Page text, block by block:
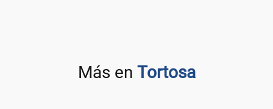
Más en Tortosa